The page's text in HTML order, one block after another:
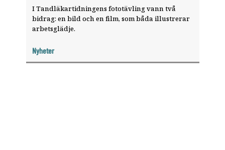
I Tandläkartidningens fototävling vann två
bidrag: en bild och en film, som båda illustrerar
arbetsglädje.
Nyheter